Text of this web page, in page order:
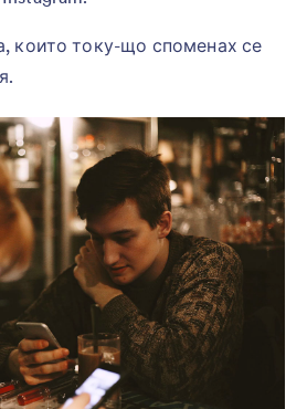
които току-що споменах се